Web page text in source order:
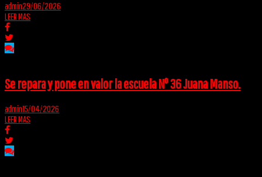
admin29/06/2026
LEER MAS
Se repara y pone en valor la escuela Nº 36 Juana Manso.
admin15/04/2026
LEER MAS